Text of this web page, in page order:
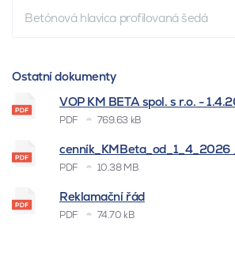
Betónová hlavica profilovaná šedá
Ostatní dokumenty
VOP KM BETA spol. s r.o. -
PDF 769.63 kB
cenník_KMBeta_od_1_4_2026
PDF 10.38 MB
Reklamační řád
PDF 74.70 kB